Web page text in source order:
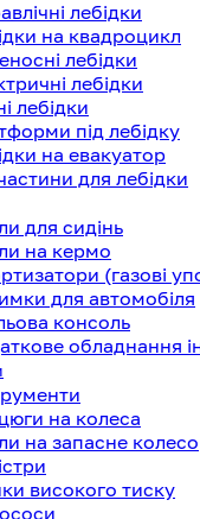
лебідки
на квадроцикл
лебідки
лебідки
лебідки
під лебідку
на евакуатор
для лебідки
для сидінь
на кермо
(газові
для автомобіля
консоль
обладнання
на колеса
на запасне колесо
високого тиску